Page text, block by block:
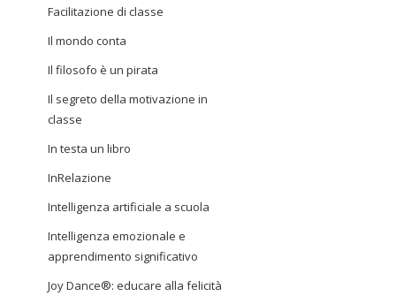
Facilitazione di classe
Il mondo conta
Il filosofo è un pirata
Il segreto della motivazione in
classe
In testa un libro
InRelazione
Intelligenza artificiale a scuola
Intelligenza emozionale e
apprendimento significativo
Joy Dance®: educare alla felicità